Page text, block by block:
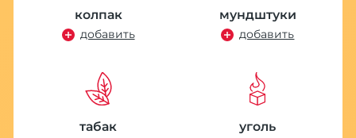
колпак
добавить
мундштуки
добавить
табак уголь